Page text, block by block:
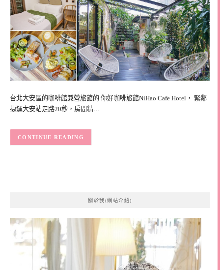
台北大安區的咖啡館兼營旅館的 你好咖啡旅館NiHao Cafe Hotel， 緊鄰
捷運大安站走路20秒，房間精…
CONTINUE READING
關於我(網站介紹)